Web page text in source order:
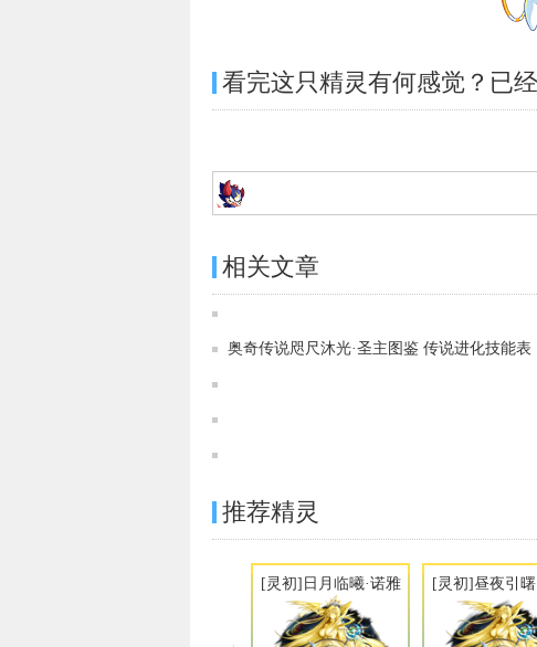
看完这只精灵有何感觉？已
相关文章
奥奇传说咫尺沐光·圣主图鉴 传说进化技能表
推荐精灵
[灵初]日月临曦·诺雅 [灵初]昼夜引曙